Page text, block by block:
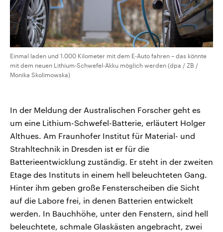
Einmal laden und 1.000 Kilometer mit dem E-Auto fahren – das könnte
mit dem neuen Lithium-Schwefel-Akku möglich werden (dpa / ZB /
Monika Skolimowska)
In der Meldung der Australischen Forscher geht es
um eine Lithium-Schwefel-Batterie, erläutert Holger
Althues. Am Fraunhofer Institut für Material- und
Strahltechnik in Dresden ist er für die
Batterieentwicklung zuständig. Er steht in der zweiten
Etage des Instituts in einem hell beleuchteten Gang.
Hinter ihm geben große Fensterscheiben die Sicht
auf die Labore frei, in denen Batterien entwickelt
werden. In Bauchhöhe, unter den Fenstern, sind hell
beleuchtete, schmale Glaskästen angebracht, zwei